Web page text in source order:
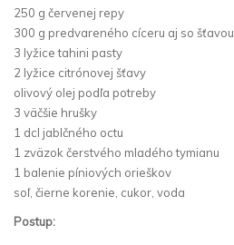
250 g červenej repy
300 g predvareného cíceru aj so šťavou
3 lyžice tahini pasty
2 lyžice citrónovej šťavy
olivový olej podľa potreby
3 väčšie hrušky
1 dcl jablčného octu
1 zväzok čerstvého mladého tymianu
1 balenie píniových orieškov
soľ, čierne korenie, cukor, voda
Postup: